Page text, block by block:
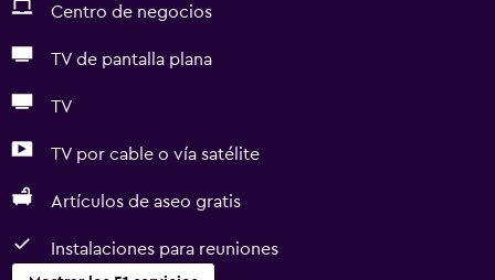
Centro de negocios
TV de pantalla plana
TV
TV por cable o vía satélite
Artículos de aseo gratis
Instalaciones para reuniones